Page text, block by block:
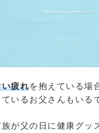
疲れを抱えている場
いるお父さんもいる
が父の日に健康グッ